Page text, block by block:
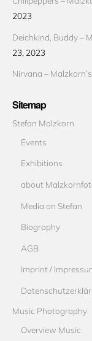
2023
Deichkind, Buddy –
23, 2023
Nirvana –
Sitemap
Stefan Malzkorn
Events
Exhibitions
about
Media on Stefan
Biography
AGB
Imprint /
Music Photography
Overview Music